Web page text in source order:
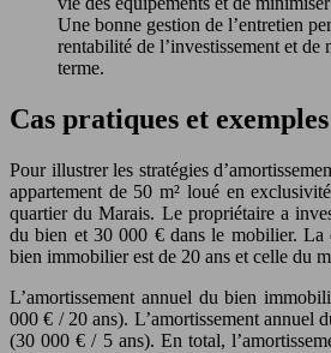
Une bonne gestion de l’entretien
rentabilité de l’investissement et
terme.
Cas pratiques et
Pour illustrer les stratégies
appartement de 50 m² loué en
quartier du Marais. Le propriétaire a
du bien et 30 000 € dans le mobilier. La
bien immobilier est de 20 ans et celle du
L’amortissement annuel du bien
000 € / 20 ans). L’amortissement annuel
(30 000 € / 5 ans). En total,